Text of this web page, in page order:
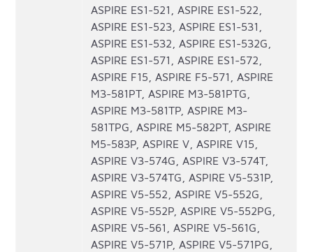
ASPIRE ES1-521, ASPIRE ES1-522,
ASPIRE ES1-523, ASPIRE ES1-531,
ASPIRE ES1-532, ASPIRE ES1-532G,
ASPIRE ES1-571, ASPIRE ES1-572,
ASPIRE F15, ASPIRE F5-571, ASPIRE
M3-581PT, ASPIRE M3-581PTG,
ASPIRE M3-581TP, ASPIRE M3-
581TPG, ASPIRE M5-582PT, ASPIRE
M5-583P, ASPIRE V, ASPIRE V15,
ASPIRE V3-574G, ASPIRE V3-574T,
ASPIRE V3-574TG, ASPIRE V5-531P,
ASPIRE V5-552, ASPIRE V5-552G,
ASPIRE V5-552P, ASPIRE V5-552PG,
ASPIRE V5-561, ASPIRE V5-561G,
ASPIRE V5-571P, ASPIRE V5-571PG,